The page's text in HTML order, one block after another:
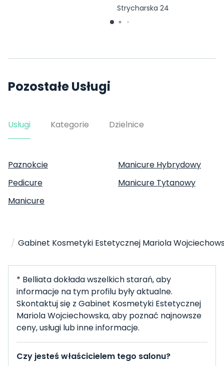
Strycharska 24
Pozostałe Usługi
Usługi Kategorie Dzielnice
Paznokcie
Manicure Hybrydowy
Pedicure
Manicure Tytanowy
Manicure
Strona Główna
/
Salon Paznokci
/
Łódź
/ Gabinet Kosmetyki Estetycznej Mariola
* Belliata dokłada wszelkich starań, aby
informacje na tym profilu były aktualne.
Skontaktuj się z Gabinet Kosmetyki Estetycznej
Mariola Wojciechowska, aby poznać najnowsze
ceny, usługi lub inne informacje.
Czy jesteś właścicielem tego salonu?